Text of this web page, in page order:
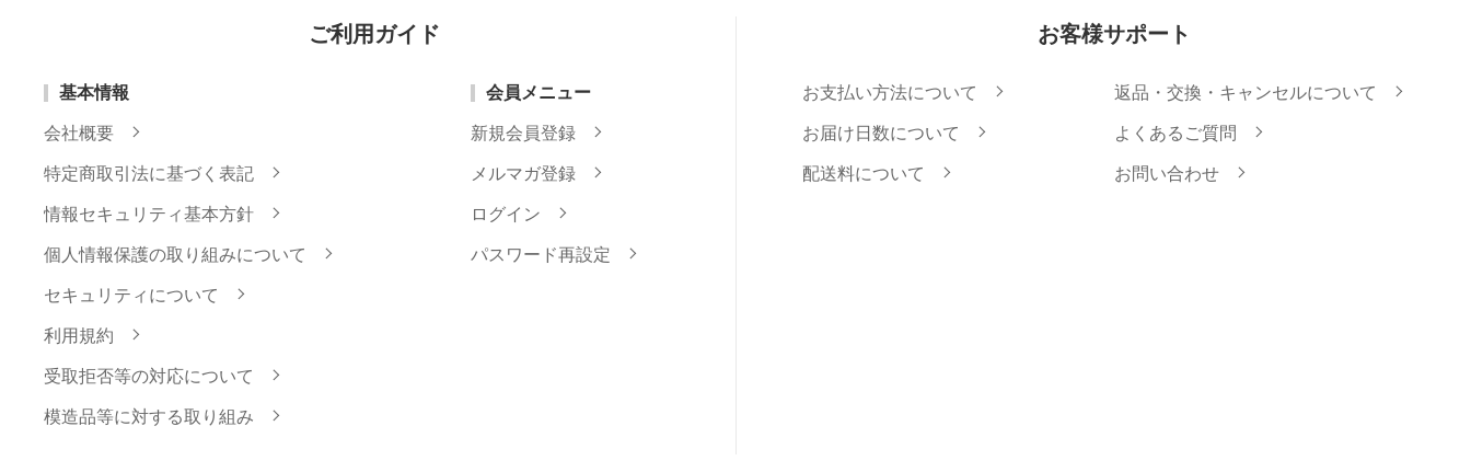
ご利用ガイド
基本情報
会社概要
特定商取引法に基づく表記
情報セキュリティ基本方針
個人情報保護の取り組みについて
セキュリティについて
利用規約
受取拒否等の対応について
模造品等に対する取り組み
会員メニュー
新規会員登録
メルマガ登録
ログイン
パスワード再設定
お客様サポート
お支払い方法について 返品・交換・キャンセルについて
お届け日数について よくあるご質問
配送料について お問い合わせ